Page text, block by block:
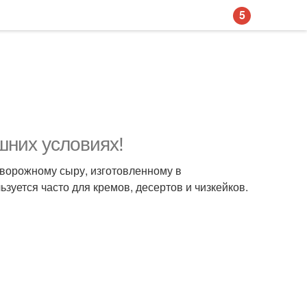
условиях!
сыру, изготовленному в
часто для кремов, десертов и чизкейков.
5